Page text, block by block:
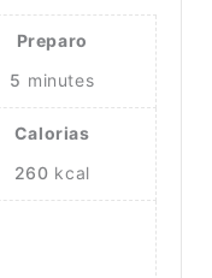
Preparo
5 minutes
Calorias
260 kcal